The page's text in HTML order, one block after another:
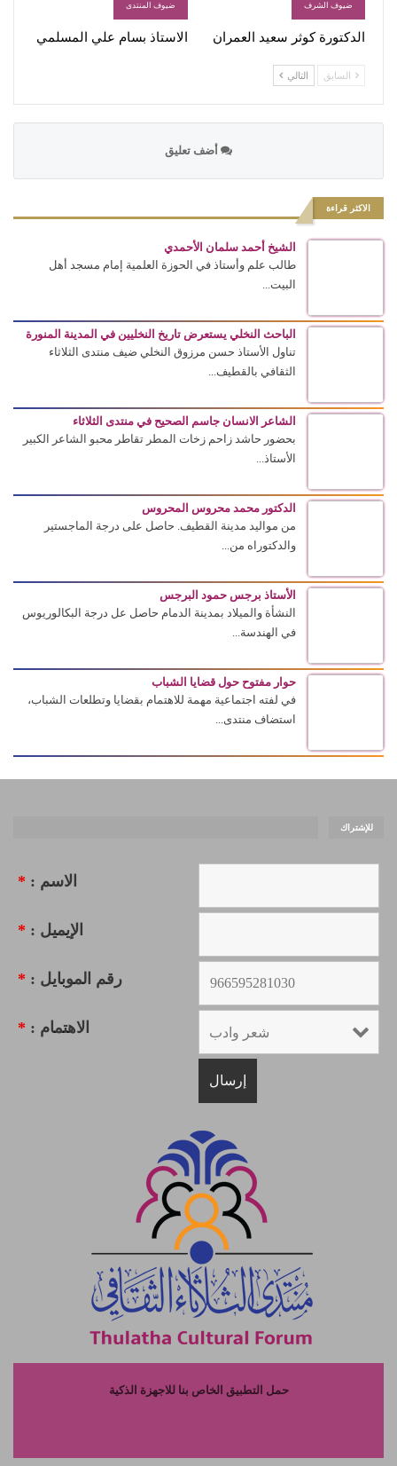
ضيوف الشرف
الدكتورة كوثر سعيد العمران
ضيوف المنتدى
الاستاذ بسام علي المسلمي
السابق التالي
أضف تعليق
الاكثر قراءة
الشيخ أحمد سلمان الأحمدي
طالب علم وأستاذ في الحوزة العلمية إمام مسجد أهل
البيت...
الباحث النخلي يستعرض تاريخ النخليين في المدينة المنورة
تناول الأستاذ حسن مرزوق النخلي ضيف منتدى الثلاثاء
الثقافي بالقطيف...
الشاعر الانسان جاسم الصحيح في منتدى الثلاثاء
بحضور حاشد زاحم زخات المطر تقاطر محبو الشاعر الكبير
الأستاذ...
الدكتور محمد محروس المحروس
من مواليد مدينة القطيف. حاصل على درجة الماجستير
والدكتوراه من...
الأستاذ برجس حمود البرجس
النشأة والميلاد بمدينة الدمام حاصل عل درجة البكالوريوس
في الهندسة...
حوار مفتوح حول قضايا الشباب
في لفته اجتماعية مهمة للاهتمام بقضايا وتطلعات الشباب،
استضاف منتدى...
للإشتراك
الاسم : *
الإيميل : *
رقم الموبايل : *
الاهتمام : *
حمل التطبيق الخاص بنا للاجهزة الذكية